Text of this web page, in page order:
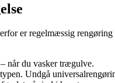
er regelmæssig
når du vasker trægulve.
Undgå